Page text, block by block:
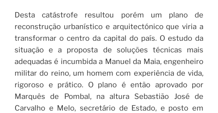
Desta catástrofe resultou porém um plano de
reconstrução urbanístico e arquitectónico que viria a
transformar o centro da capital do país. O estudo da
situação e a proposta de soluções técnicas mais
adequadas é incumbida a Manuel da Maia, engenheiro
militar do reino, um homem com experiência de vida,
rigoroso e prático. O plano é então aprovado por
Marquês de Pombal, na altura Sebastião José de
Carvalho e Melo, secretário de Estado, e posto em